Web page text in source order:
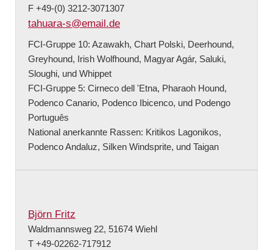
F +49-(0) 3212-3071307
tahuara-s@email.de
FCI-Gruppe 10: Azawakh, Chart Polski, Deerhound,
Greyhound, Irish Wolfhound, Magyar Agár, Saluki,
Sloughi, und Whippet
FCI-Gruppe 5: Cirneco dell 'Etna, Pharaoh Hound,
Podenco Canario, Podenco Ibicenco, und Podengo
Português
National anerkannte Rassen: Kritikos Lagonikos,
Podenco Andaluz, Silken Windsprite, und Taigan
Björn Fritz
Waldmannsweg 22, 51674 Wiehl
T +49-02262-717912